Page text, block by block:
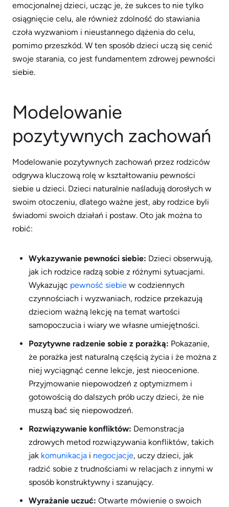
emocjonalnej dzieci, ucząc je, że sukces to nie tylko
osiągnięcie celu, ale również zdolność do stawiania
czoła wyzwaniom i nieustannego dążenia do celu,
pomimo przeszkód. W ten sposób dzieci uczą się cenić
swoje starania, co jest fundamentem zdrowej pewności
siebie.
Modelowanie
pozytywnych zachowań
Modelowanie pozytywnych zachowań przez rodziców
odgrywa kluczową rolę w kształtowaniu pewności
siebie u dzieci. Dzieci naturalnie naśladują dorosłych w
swoim otoczeniu, dlatego ważne jest, aby rodzice byli
świadomi swoich działań i postaw. Oto jak można to
robić:
Wykazywanie pewności siebie: Dzieci obserwują,
jak ich rodzice radzą sobie z różnymi sytuacjami.
Wykazując pewność siebie w codziennych
czynnościach i wyzwaniach, rodzice przekazują
dzieciom ważną lekcję na temat wartości
samopoczucia i wiary we własne umiejętności.
Pozytywne radzenie sobie z porażką: Pokazanie,
że porażka jest naturalną częścią życia i że można z
niej wyciągnąć cenne lekcje, jest nieocenione.
Przyjmowanie niepowodzeń z optymizmem i
gotowością do dalszych prób uczy dzieci, że nie
muszą bać się niepowodzeń.
Rozwiązywanie konfliktów: Demonstracja
zdrowych metod rozwiązywania konfliktów, takich
jak komunikacja i negocjacje, uczy dzieci, jak
radzić sobie z trudnościami w relacjach z innymi w
sposób konstruktywny i szanujący.
Wyrażanie uczuć: Otwarte mówienie o swoich